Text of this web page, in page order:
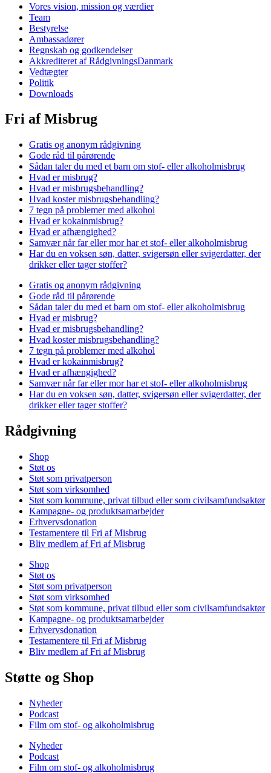
Vores vision, mission og værdier
Team
Bestyrelse
Ambassadører
Regnskab og godkendelser
Akkrediteret af RådgivningsDanmark
Vedtægter
Politik
Downloads
Fri af Misbrug
Gratis og anonym rådgivning
Gode råd til pårørende
Sådan taler du med et barn om stof- eller alkoholmisbrug
Hvad er misbrug?
Hvad er misbrugsbehandling?
Hvad koster misbrugsbehandling?
7 tegn på problemer med alkohol
Hvad er kokainmisbrug?
Hvad er afhængighed?
Samvær når far eller mor har et stof- eller alkoholmisbrug
Har du en voksen søn, datter, svigersøn eller svigerdatter, der
drikker eller tager stoffer?
Gratis og anonym rådgivning
Gode råd til pårørende
Sådan taler du med et barn om stof- eller alkoholmisbrug
Hvad er misbrug?
Hvad er misbrugsbehandling?
Hvad koster misbrugsbehandling?
7 tegn på problemer med alkohol
Hvad er kokainmisbrug?
Hvad er afhængighed?
Samvær når far eller mor har et stof- eller alkoholmisbrug
Har du en voksen søn, datter, svigersøn eller svigerdatter, der
drikker eller tager stoffer?
Rådgivning
Shop
Støt os
Støt som privatperson
Støt som virksomhed
Støt som kommune, privat tilbud eller som civilsamfundsaktør
Kampagne- og produktsamarbejder
Erhvervsdonation
Testamentere til Fri af Misbrug
Bliv medlem af Fri af Misbrug
Shop
Støt os
Støt som privatperson
Støt som virksomhed
Støt som kommune, privat tilbud eller som civilsamfundsaktør
Kampagne- og produktsamarbejder
Erhvervsdonation
Testamentere til Fri af Misbrug
Bliv medlem af Fri af Misbrug
Støtte og Shop
Nyheder
Podcast
Film om stof- og alkoholmisbrug
Nyheder
Podcast
Film om stof- og alkoholmisbrug